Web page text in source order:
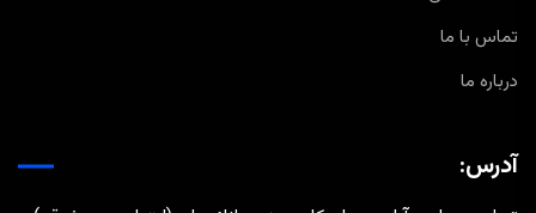
تماس با ما
درباره ما
آدرس: